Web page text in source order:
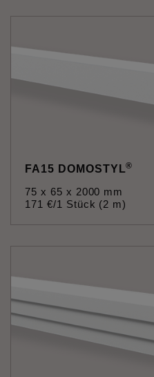
FA15 DOMOSTYL®
75 x 65 x 2000 mm
171 €/1 Stück (2 m)